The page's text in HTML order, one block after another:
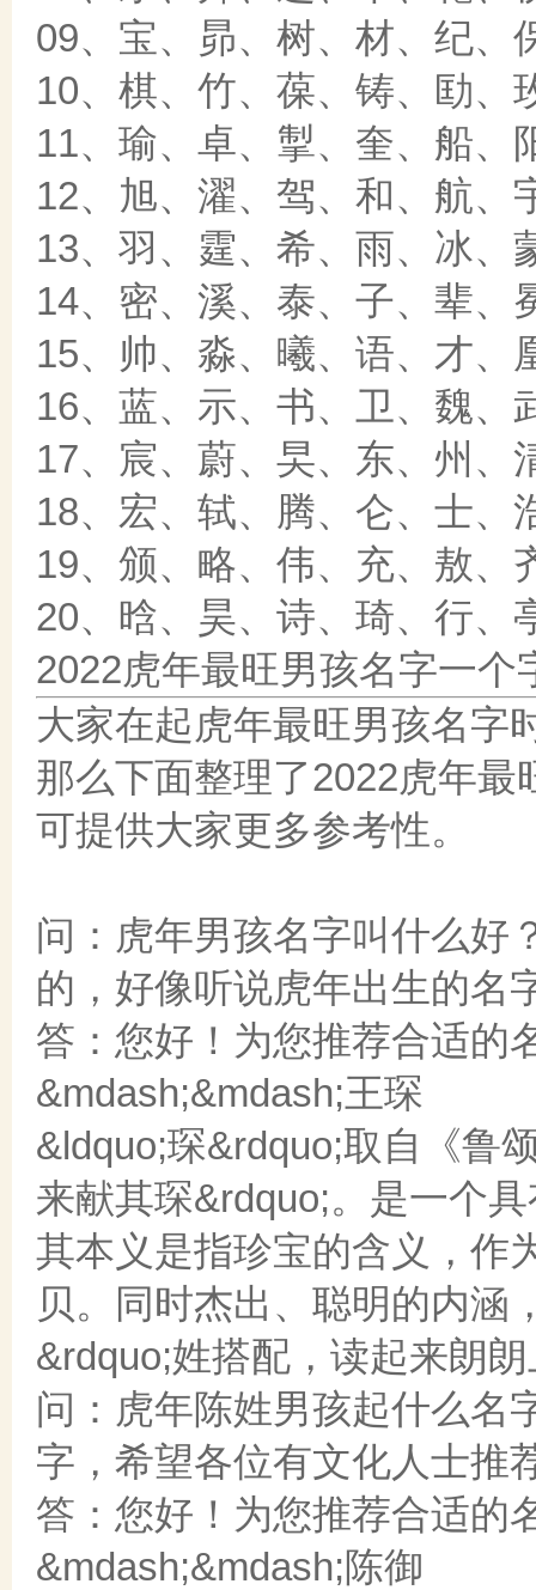
09、宝、昴、树、材、纪、
10、棋、竹、葆、铸、劻、
11、瑜、卓、掣、奎、船、
12、旭、濯、驾、和、航、
13、羽、霆、希、雨、冰、
14、密、溪、泰、子、辈、
15、帅、淼、曦、语、才、
16、蓝、示、书、卫、魏、
17、宸、蔚、旲、东、州、
18、宏、轼、腾、仑、士、
19、颁、略、伟、充、敖、
20、晗、昊、诗、琦、行、
2022虎年最旺男孩名字一个
大家在起虎年最旺男孩名字
那么下面整理了2022虎年
可提供大家更多参考性。
问：虎年男孩名字叫什么好
的，好像听说虎年出生的名
答：您好！为您推荐合适的
&mdash;&mdash;王琛
&ldquo;琛&rdquo;取自《鲁
来献其琛&rdquo;。是一个
其本义是指珍宝的含义，作
贝。同时杰出、聪明的内涵
&rdquo;姓搭配，读起来朗
问：虎年陈姓男孩起什么名
字，希望各位有文化人士推
答：您好！为您推荐合适的
&mdash;&mdash;陈御